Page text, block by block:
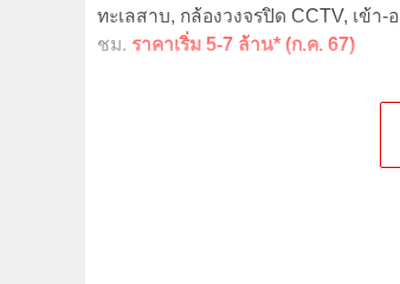
ทะเลสาบ, กล้องวงจรปิด CCTV, เข้า
ชม. ราคาเริ่ม 5-7 ล้าน* (ก.ค. 67)